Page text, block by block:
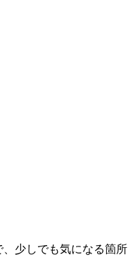
少しでも気になる箇所